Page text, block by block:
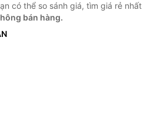
có thể so sánh giá, tìm giá rẻ nhất
bán hàng.